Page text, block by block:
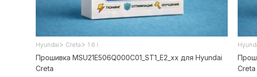
Hyundai > Creta > 1.6 i
Прошивка MSU21E506Q000C01_ST1_E2_xx для Hyundai
Creta
Creta